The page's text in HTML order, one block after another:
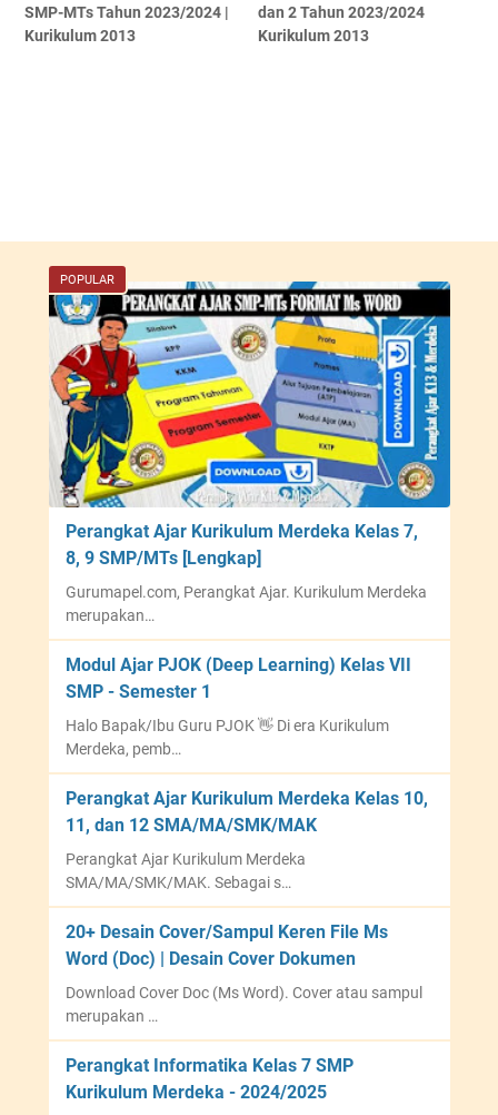
SMP-MTs Tahun 2023/2024 |
Kurikulum 2013
dan 2 Tahun 2023/2024
Kurikulum 2013
POPULAR
Perangkat Ajar Kurikulum Merdeka Kelas 7,
8, 9 SMP/MTs [Lengkap]
Gurumapel.com, Perangkat Ajar. Kurikulum Merdeka
merupakan…
Modul Ajar PJOK (Deep Learning) Kelas VII
SMP - Semester 1
Halo Bapak/Ibu Guru PJOK 👋 Di era Kurikulum
Merdeka, pemb…
Perangkat Ajar Kurikulum Merdeka Kelas 10,
11, dan 12 SMA/MA/SMK/MAK
Perangkat Ajar Kurikulum Merdeka
SMA/MA/SMK/MAK. Sebagai s…
20+ Desain Cover/Sampul Keren File Ms
Word (Doc) | Desain Cover Dokumen
Download Cover Doc (Ms Word). Cover atau sampul
merupakan …
Perangkat Informatika Kelas 7 SMP
Kurikulum Merdeka - 2024/2025